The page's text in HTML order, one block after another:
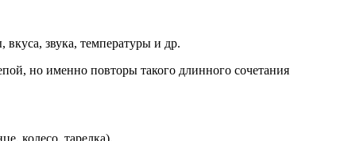
звука, температуры и др.
но именно повторы такого длинного сочетания